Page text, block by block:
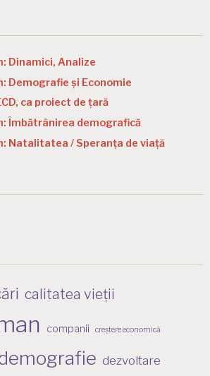
Dinamici, Analize
Demografie și Economie
ca proiect de țară
Îmbătrânirea demografică
Natalitatea / Speranța de viață
calitatea vieții
companii creștere economică
dezvoltare